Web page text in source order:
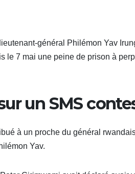
général Philémon Yav
le 7 mai une peine de prison à
un SMS
à un proche du général
Yav.